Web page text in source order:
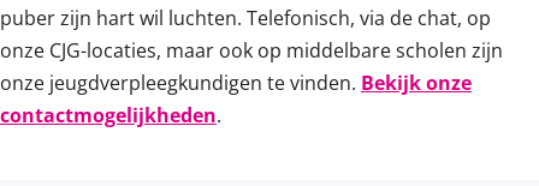
puber zijn hart wil luchten. Telefonisch, via de chat, op
onze CJG-locaties, maar ook op middelbare scholen zijn
onze jeugdverpleegkundigen te vinden. Bekijk onze
contactmogelijkheden.